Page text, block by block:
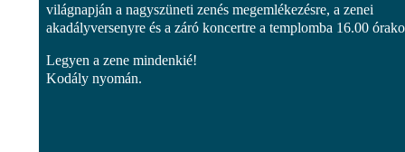
világnapján a nagyszüneti zenés megemlékezésre, a zenei
akadályversenyre és a záró koncertre a templomba 16.00
Legyen a zene mindenkié!
Kodály nyomán.